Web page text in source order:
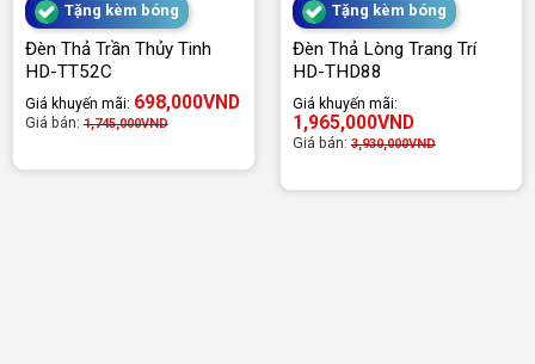
Tặng kèm bóng
Đèn Thả Trần Thủy Tinh
HD-TT52C
Giá khuyến mãi: 698,000VND
Giá bán:1,745,000VND
Tặng kèm bóng
Đèn Thả Lòng Trang Trí
HD-THD88
Giá khuyến mãi:
1,965,000VND
Giá bán:3,930,000VND